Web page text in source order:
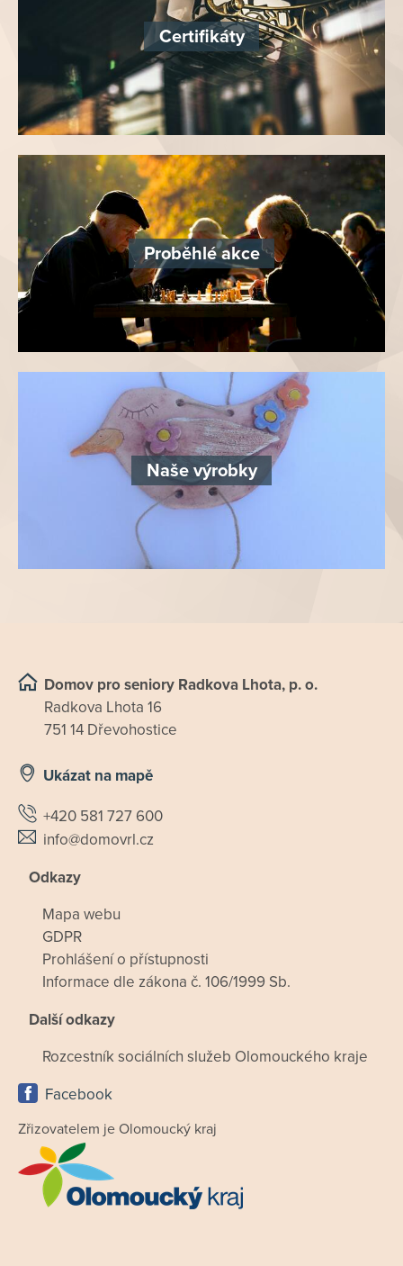
Certifikáty
Proběhlé akce
Naše výrobky
Domov pro seniory Radkova Lhota, p. o.
Radkova Lhota 16
751 14 Dřevohostice
Ukázat na mapě
+420 581 727 600
info@domovrl.cz
Odkazy
Mapa webu
GDPR
Prohlášení o přístupnosti
Informace dle zákona č. 106/1999 Sb.
Další odkazy
Rozcestník sociálních služeb Olomouckého kraje
Facebook
Zřizovatelem je Olomoucký kraj